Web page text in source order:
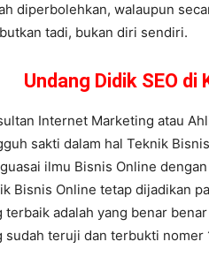
diperbolehkan, walaupun
tadi, bukan diri sendiri.
Undang Didik SEO
Internet Marketing atau
sakti dalam hal Teknik
ilmu Bisnis Online
Bisnis Online tetap dijadikan
terbaik adalah yang benar
sudah teruji dan terbukti nomer